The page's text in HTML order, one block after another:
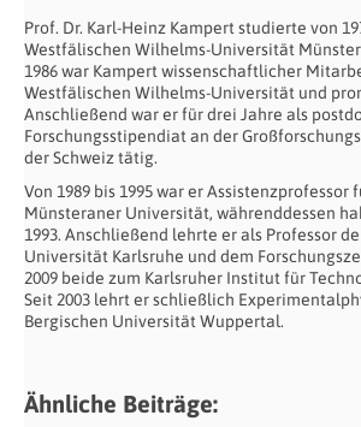
Prof. Dr. Karl-Heinz Kampert studierte von
Westfälischen Wilhelms-Universität Münster
1986 war Kampert wissenschaftlicher
Westfälischen Wilhelms-Universität und
Anschließend war er für drei Jahre als
Forschungsstipendiat an der
der Schweiz tätig.
Von 1989 bis 1995 war er Assistenzprofessor
Münsteraner Universität, währenddessen
1993. Anschließend lehrte er als Professor
Universität Karlsruhe und dem
2009 beide zum Karlsruher Institut für
Seit 2003 lehrt er schließlich
Bergischen Universität Wuppertal.
Ähnliche Beiträge: